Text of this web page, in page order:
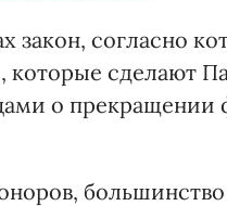
закон, согласно
которые сделают
о прекращении